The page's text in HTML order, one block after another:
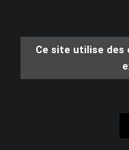
Ce site utilise des